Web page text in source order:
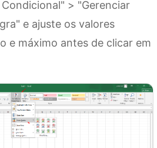
> "Gerenciar
e ajuste os valores
e máximo antes de clicar em